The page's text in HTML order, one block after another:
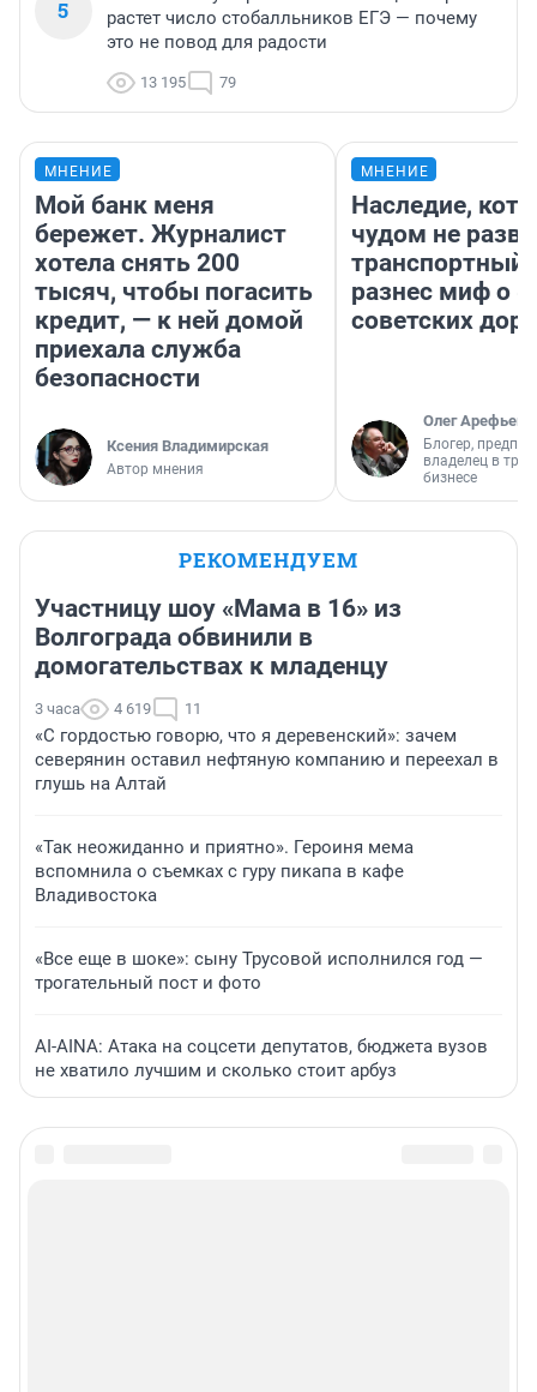
5
растет число стобалльников ЕГЭ — почему
это не повод для радости
13 195 79
МНЕНИЕ
Мой банк меня
бережет. Журналист
хотела снять 200
тысяч, чтобы погасить
кредит, — к ней домой
приехала служба
безопасности
Ксения Владимирская
Автор мнения
МНЕНИЕ
Наследие,
чудом не
транспортный
разнес миф о
советских
Олег Арефьев
Блогер,
владелец в
бизнесе
РЕКОМЕНДУЕМ
Участницу шоу «Мама в 16» из
Волгограда обвинили в
домогательствах к младенцу
3 часа 4 619 11
«С гордостью говорю, что я деревенский»: зачем
северянин оставил нефтяную компанию и переехал в
глушь на Алтай
«Так неожиданно и приятно». Героиня мема
вспомнила о съемках с гуру пикапа в кафе
Владивостока
«Все еще в шоке»: сыну Трусовой исполнился год —
трогательный пост и фото
AI-AINA: Атака на соцсети депутатов, бюджета вузов
не хватило лучшим и сколько стоит арбуз